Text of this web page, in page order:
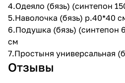
4.Одеяло (бязь) (синтепон
5.Наволочка (бязь) р.40*40
6.Подушка (бязь) (синтепон
см
7.Простыня универсальная
Отзывы